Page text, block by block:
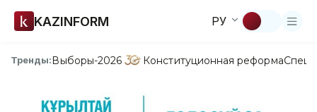
KAZINFORM РУ
Тренды:Выборы-2026 Конституционная реформа